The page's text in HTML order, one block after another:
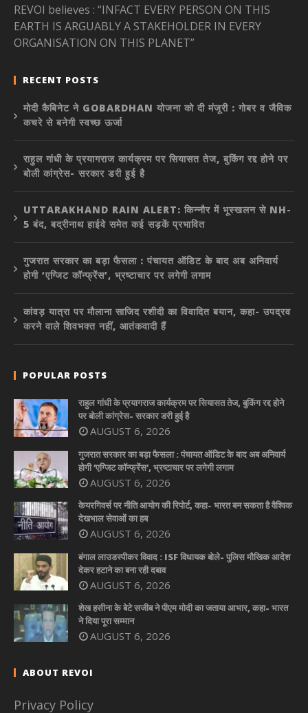
REVOI believes : “INFACT EVERY PERSON ON THIS
EARTH IS ARGUABLY A STAKEHOLDER IN EVERY
ORGANISATION ON THIS PLANET”
RECENT POSTS
मोदी कैबिनेट ने GOBARDHAN योजना को दी मंजूरी : गोबर व जैविक
कचरे से बनेगी स्वच्छ ऊर्जा
राहुल गांधी के प्रयागराज कार्यक्रम पर सियासत तेज, बुकिंग रद्द होने पर
बोली कांग्रेस- सरकार डरी हुई है
UTTARAKHAND RAIN ALERT: किन्नौर में भूस्खलन से NH-
5 बंद, बद्रीनाथ हाईवे समेत कई सड़कें प्रभावित
गुजरात सरकार का बड़ा फैसला : पंचायत ऑडिट के बाद अब अनिवार्य
होगी ‘एग्जिट कॉन्फ्रेंस’, भ्रष्टाचार पर लगेगी लगाम
कांवड़ यात्रा पर मौलाना साजिद रशीदी का विवादित बयान, कहा- उपद्रव
करने वाले शिवभक्त नहीं, आतंकवादी हैं
POPULAR POSTS
राहुल गांधी के प्रयागराज कार्यक्रम पर सियासत तेज, बुकिंग रद्द होने
पर बोली कांग्रेस- सरकार डरी हुई है
AUGUST 6, 2026
गुजरात सरकार का बड़ा फैसला : पंचायत ऑडिट के बाद अब अनिवार्य
होगी ‘एग्जिट कॉन्फ्रेंस’, भ्रष्टाचार पर लगेगी लगाम
AUGUST 6, 2026
केयरगिवर्स पर नीति आयोग की रिपोर्ट, कहा- भारत बन सकता है वैश्विक
देखभाल सेवाओं का हब
AUGUST 6, 2026
बंगाल लाउडस्पीकर विवाद : ISF विधायक बोले- पुलिस मौखिक आदेश
देकर हटाने का बना रही दबाव
AUGUST 6, 2026
शेख हसीना के बेटे सजीब ने पीएम मोदी का जताया आभार, कहा- भारत
ने दिया पूरा सम्मान
AUGUST 6, 2026
ABOUT REVOI
Privacy Policy